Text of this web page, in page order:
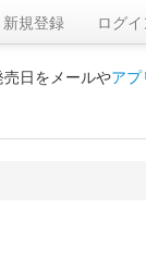
新規登録 ログ
日をメールやアプ